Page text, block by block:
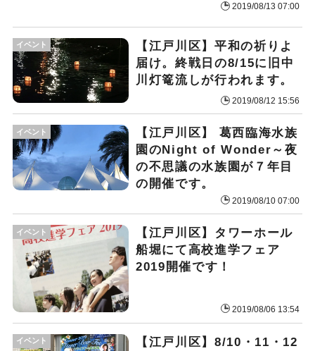
2019/08/13 07:00
【江戸川区】平和の祈りよ
届け。終戦日の8/15に旧中
川灯篭流しが行われます。
2019/08/12 15:56
イベント
【江戸川区】 葛西臨海水族
園のNight of Wonder～夜
の不思議の水族園が７年目
の開催です。
2019/08/10 07:00
イベント
【江戸川区】タワーホール
船堀にて高校進学フェア
2019開催です！
2019/08/06 13:54
イベント
【江戸川区】8/10・11・12
イベント